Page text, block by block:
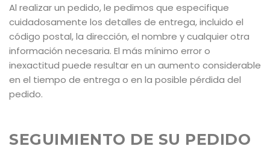
Al realizar un pedido, le pedimos que especifique
cuidadosamente los detalles de entrega, incluido el
código postal, la dirección, el nombre y cualquier otra
información necesaria. El más mínimo error o
inexactitud puede resultar en un aumento considerable
en el tiempo de entrega o en la posible pérdida del
pedido.
SEGUIMIENTO DE SU PEDIDO